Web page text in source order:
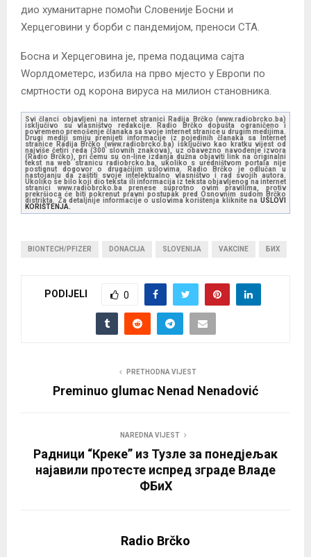
дио хуманитарне помоћи Словеније Босни и
Херцеговини у борби с пандемијом, преноси СТА.
Босна и Херцеговина је, према подацима сајта
Wорлдометерс, избила на прво мјесто у Европи по
смртности од корона вируса на милион становника.
Svi članci objavljeni na internet stranici Radija Brčko (www.radiobrcko.ba)
isključivo su vlasništvo redakcije. Radio Brčko dopušta ograničeno i
povremeno prenošenje članaka sa svoje internet stranice u drugim medijima.
Drugi mediji smiju prenijeti informacije iz pojedinih članaka sa Internet
stranice Radija Brčko (www.radiobrcko.ba) isključivo kao kratku vijest od
najviše četiri reda (300 slovnih znakova), uz obavezno navođenje izvora
(Radio Brčko), pri čemu su on-line izdanja dužna objaviti link na originalni
tekst na web stranicu radiobrcko.ba, ukoliko s uredništvom portala nije
postignut dogovor o drugačijim uslovima. Radio Brčko je odlučan u
nastojanju da zaštiti svoje intelektualno vlasništvo i rad svojih autora.
Ukoliko se bilo koji dio teksta ili informacija iz teksta objavljenog na internet
stranici www.radiobrcko.ba prenese suprotno ovim pravilima, protiv
prekršioca će biti pokrenut pravni postupak pred Osnovnim sudom Brčko
distrikta. Za detaljnije informacije o uslovima korištenja kliknite na USLOVI
KORIŠTENJA.
BIONTECH/PFIZER DONACIJA SLOVENIJA VAKCINE БИХ
PODIJELI 0
PRETHODNA VIJEST
Preminuo glumac Nenad Nenadović
NAREDNA VIJEST
Радници “Креке” из Тузле за понедјељак
најавили протесте испред зграде Владе
ФБиХ
Radio Brčko